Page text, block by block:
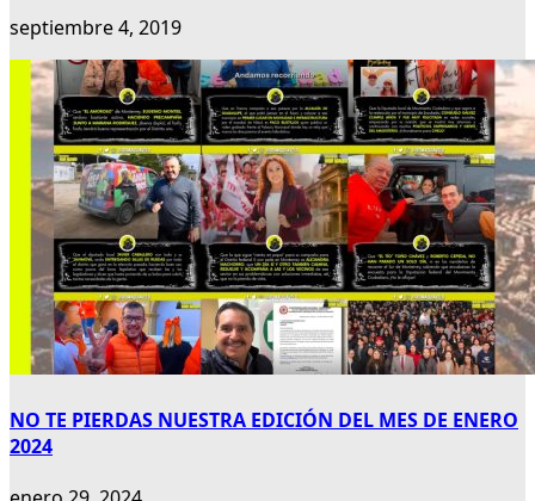
septiembre 4, 2019
NO TE PIERDAS NUESTRA EDICIÓN DEL MES DE ENERO
2024